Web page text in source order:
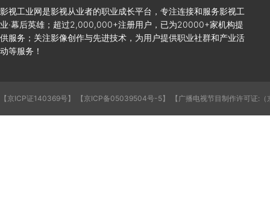
影视工业网是影视从业者的职业成长平台，专注连接和服务影视工
业·幕后英雄；超过2,000,000+注册用户，已为20000+家机构提
供服务；关注影像创作与先进技术，为用户提供职业社群和产业活
动等服务！
【京ICP证140369号】 【京ICP备05039504号-5】 【广播电视节目制作许可证: